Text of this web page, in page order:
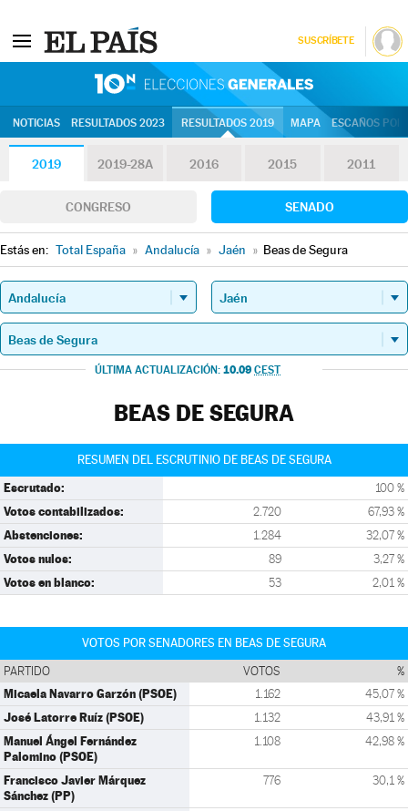
SUSCRÍBETE
NOTICIAS RESULTADOS 2023 RESULTADOS 2019 MAPA ESCAÑOS
2019 2019-28A 2016 2015 2011
CONGRESO SENADO
Estás en: Total España » Andalucía » Jaén » Beas de Segura
ÚLTIMA ACTUALIZACIÓN: 10.09 CEST
BEAS DE SEGURA
RESUMEN DEL ESCRUTINIO DE BEAS DE SEGURA
Escrutado: 100 %
Votos contabilizados: 2.720 67,93 %
Abstenciones: 1.284 32,07 %
Votos nulos: 89 3,27 %
Votos en blanco: 53 2,01 %
VOTOS POR SENADORES EN BEAS DE SEGURA
PARTIDO VOTOS %
Micaela Navarro Garzón (PSOE) 1.162 45,07 %
José Latorre Ruíz (PSOE) 1.132 43,91 %
Manuel Ángel Fernández
Palomino (PSOE)
1.108 42,98 %
Francisco Javier Márquez
Sánchez (PP)
776 30,1 %